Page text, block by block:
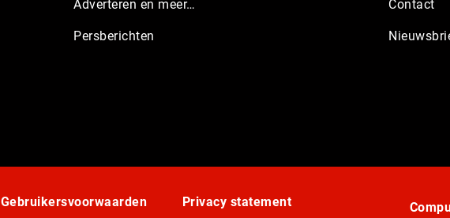
Adverteren en meer…
Persberichten
Contact
Gebruikersvoorwaarden Privacy statement